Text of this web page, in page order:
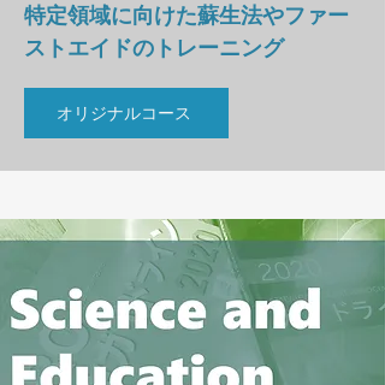
​特定領域に向けた蘇生法やファー
ストエイドのトレーニング
オリジナルコース